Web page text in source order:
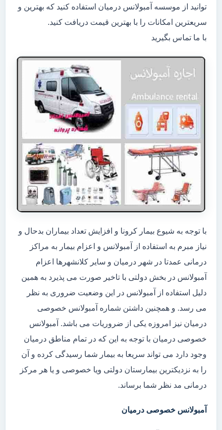
توانید از موسسه آمبولانس درمیان استفاده کنید که بهترین و
سریعترین امکانات را با بهترین قیمت دریافت کنید.
با ما تماس بگیرید
با توجه به شیوع بیمار کرونا و افزایش تعداد بیماران بدحال و
نیاز مبرم به استفاده از آمبولانس و اعزام بیمار به مراکز
درمانی عمدتا در شهر درمیان و سایر کلانشهرها اعزام
آمبولانس در بخش دولتی با تاخیر صورت می پذیرد به همین
دلیل استفاده از آمبولانس در این وضعیت ضروری به نظر
می رسد. و همچنین داشتن شماره آمبولانس خصوصی
درمیان نیز امروزه یکی از ضروریات می باشد. آمبولانس
خصوصی درمیان با توجه به این که در تمام مناطق درمیان
وجود دارد می تواند سریعا به بیمار شما رسیدگی کرده و آن
را به نزدیکترین بیمارستان دولتی ویا خصوصی و یا هر مرکز
درمانی مد نظر شما برساند.
آمبولانس خصوصی درمیان